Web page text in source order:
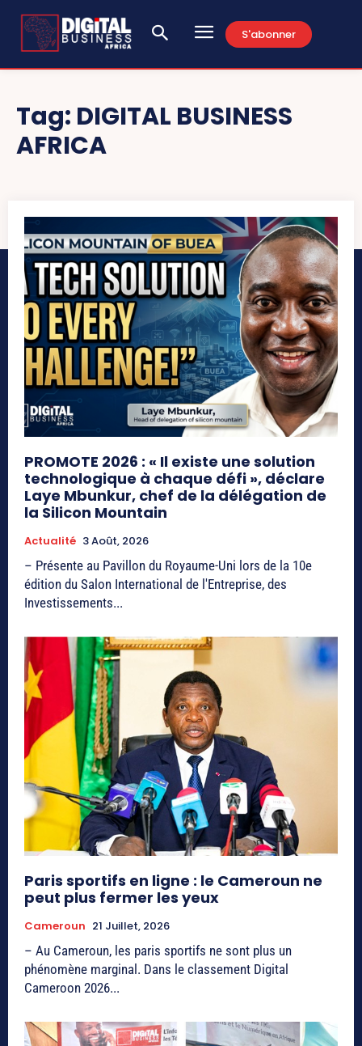
S'abonner
Tag: DIGITAL BUSINESS
AFRICA
PROMOTE 2026 : « Il existe une solution
technologique à chaque défi », déclare
Laye Mbunkur, chef de la délégation de
la Silicon Mountain
Actualité 3 Août, 2026
– Présente au Pavillon du Royaume-Uni lors de la 10e
édition du Salon International de l'Entreprise, des
Investissements...
Paris sportifs en ligne : le Cameroun ne
peut plus fermer les yeux
Cameroun 21 Juillet, 2026
– Au Cameroun, les paris sportifs ne sont plus un
phénomène marginal. Dans le classement Digital
Cameroon 2026...